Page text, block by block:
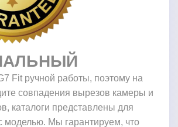
Fit ручной работы, поэтому на
совпадения вырезов камеры и
каталоги представлены для
моделью. Мы гарантируем, что